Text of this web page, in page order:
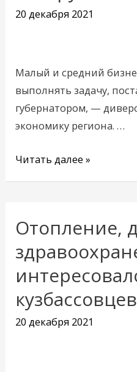
20 декабря 2021
Малый и средний
выполнять задачу,
губернатором, —
экономику региона. …
году
745
млн
рублей
Читать далее »
Отопление,
20 декабря 2021
Отопление,
здравоохранение:
что
интересовало
кузбассовцев
в